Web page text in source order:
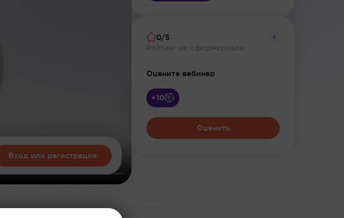
Вход или регистрация
0/5
Рейтинг не сформирован
i
Оцените вебинар
+10
Оценить